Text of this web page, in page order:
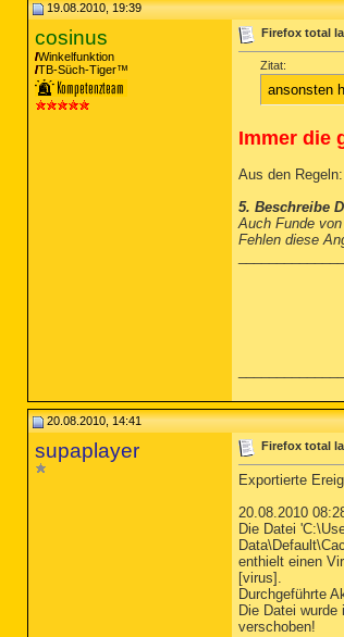
19.08.2010, 19:39
cosinus
Winkelfunktion
TB-Süch-Tiger™
Firefox total
Zitat:
ansonsten
Immer die
Aus den Regeln:
5. Beschreibe
Auch Funde
Fehlen diese
20.08.2010, 14:41
supaplayer Firefox total
Exportierte
20.08.2010
Die Datei
enthielt einen
[virus].
Durchgeführte
Die Datei
verschoben!